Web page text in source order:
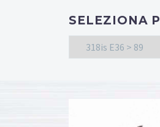
SELEZIONA
318is E36 > 89